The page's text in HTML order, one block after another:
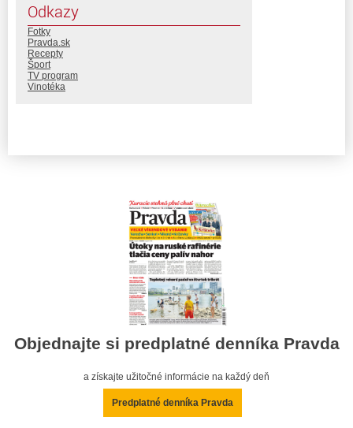
Odkazy
Fotky
Pravda.sk
Recepty
Šport
TV program
Vinotéka
Objednajte si predplatné denníka Pravda
a získajte užitočné informácie na každý deň
Predplatné denníka Pravda